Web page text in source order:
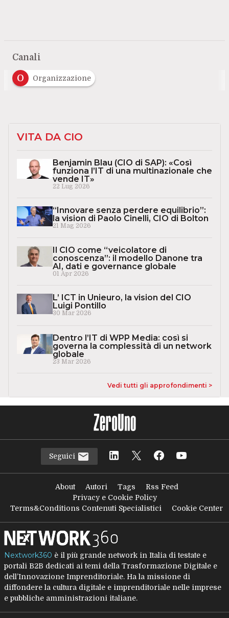
Canali
O Organizzazione
VITA DA CIO
Benjamin Blau (CIO di SAP): «Così
funziona l’IT di una multinazionale che
vende IT»
22 Lug 2026
“Innovare senza perdere equilibrio”:
la vision di Paolo Cinelli, CIO di Bolton
21 Mag 2026
Il CIO come “veicolatore di
conoscenza”: il modello Danone tra
AI, dati e governance globale
01 Apr 2026
L’ ICT in Unieuro, la vision del CIO
Luigi Pontillo
30 Mar 2026
Dentro l’IT di WPP Media: così si
governa la complessità di un network
globale
23 Mar 2026
Vedi tutti gli approfondimenti >
Seguici
About Autori Tags
Rss Feed
Privacy e Cookie Policy
Terms&Conditions Contenuti Specialistici
Cookie Center
Nextwork360 è il più grande network in Italia di testate e
portali B2B dedicati ai temi della Trasformazione Digitale e
dell’Innovazione Imprenditoriale. Ha la missione di
diffondere la cultura digitale e imprenditoriale nelle imprese
e pubbliche amministrazioni italiane.